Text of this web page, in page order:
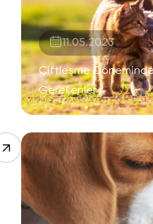
11.05.2023
Çiftleşme
Gerekenler